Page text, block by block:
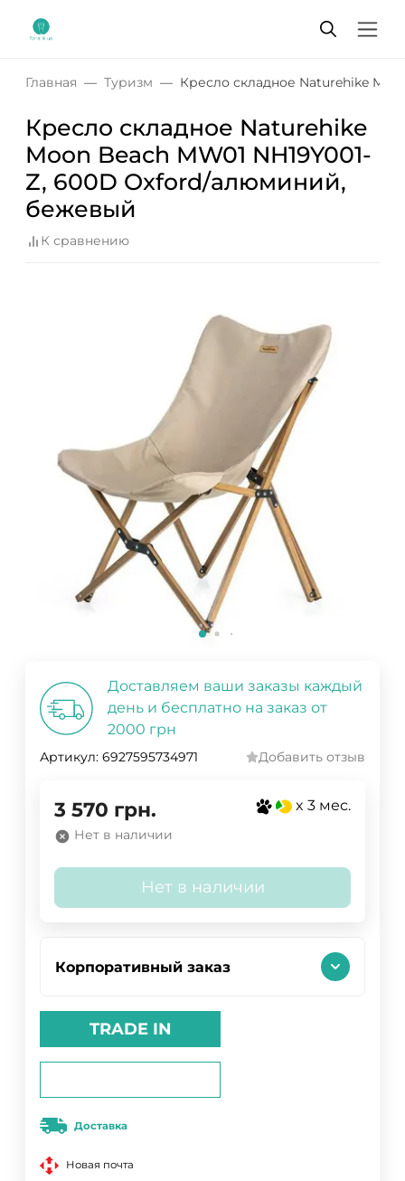
Главная Туризм Кресло складное Naturehike
Кресло складное Naturehike
Moon Beach MW01 NH19Y001-
Z, 600D Oxford/алюминий,
бежевый
К сравнению
Доставляем ваши заказы каждый
день и бесплатно на заказ от
2000 грн
Артикул: 6927595734971 Добавить отзыв
3 570 грн. x 3 мес.
Нет в наличии
Нет в наличии
Корпоративный заказ
TRADE IN
Доставка
Новая почта